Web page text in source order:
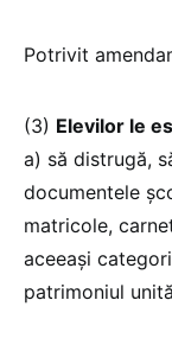
Potrivit
(3) Elevilor le
a) să distrugă,
documentele
matricole,
aceeași
patrimoniul